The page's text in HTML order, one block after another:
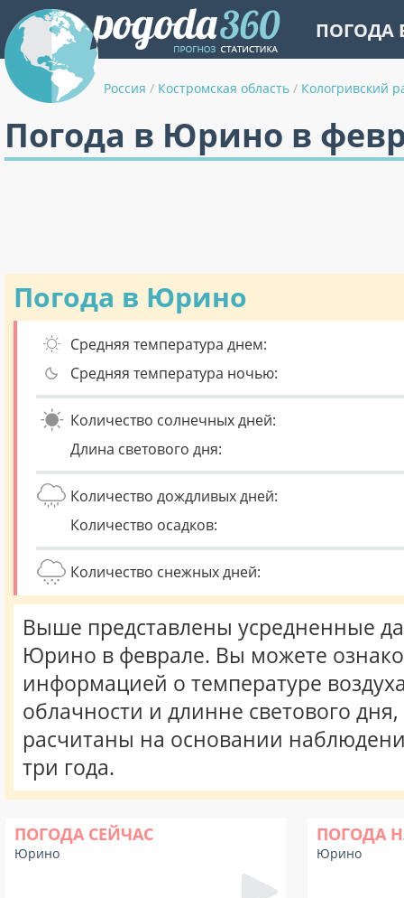
ПОГОДА
Россия / Костромская область / Кологривский
Погода в Юрино в
Погода в Юрино
Средняя температура днем:
Средняя температура ночью:
Количество солнечных дней:
Длина светового дня:
Количество дождливых дней:
Количество осадков:
Количество снежных дней:
Выше представлены усредненные
Юрино в феврале. Вы можете
информацией о температуре
облачности и длинне светового
расчитаны на основании
три года.
ПОГОДА СЕЙЧАС
Юрино
ПОГОДА
Юрино